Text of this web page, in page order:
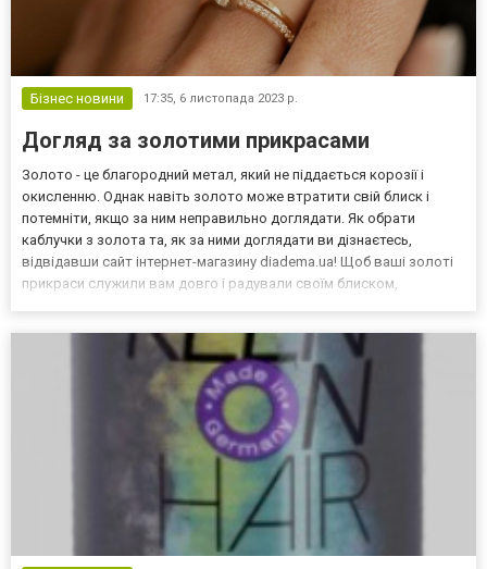
Бізнес новини 17:35, 6 листопада 2023 р.
Догляд за золотими прикрасами
Золото - це благородний метал, який не піддається корозії і
окисленню. Однак навіть золото може втратити свій блиск і
потемніти, якщо за ним неправильно доглядати. Як обрати
каблучки з золота та, як за ними доглядати ви дізнаєтесь,
відвідавши сайт інтернет-магазину diadema.ua! Щоб ваші золоті
прикраси служили вам довго і радували своїм блиском,